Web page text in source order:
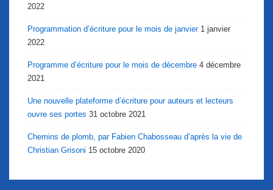
2022
Programmation d’écriture pour le mois de janvier 1 janvier
2022
Programme d’écriture pour le mois de décembre 4 décembre
2021
Une nouvelle plateforme d’écriture pour auteurs et lecteurs
ouvre ses portes 31 octobre 2021
Chemins de plomb, par Fabien Chabosseau d’après la vie de
Christian Grisoni 15 octobre 2020